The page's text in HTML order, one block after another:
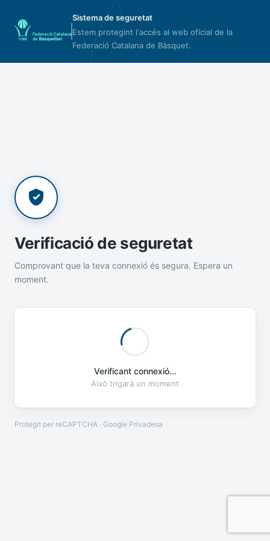
Sistema de seguretat
Estem protegint l'accés al web oficial de la
Federació Catalana de Bàsquet.
Verificació de seguretat
Comprovant que la teva connexió és segura. Espera un
moment.
Verificant connexió...
Això trigarà un moment
Protegit per reCAPTCHA · Google Privadesa